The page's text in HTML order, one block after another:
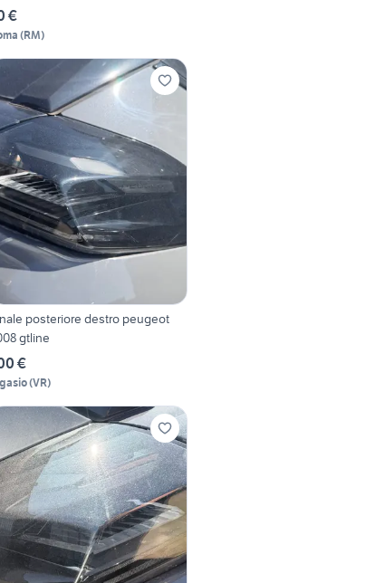
€
(RM)
posteriore destro peugeot
gtline
€
(VR)